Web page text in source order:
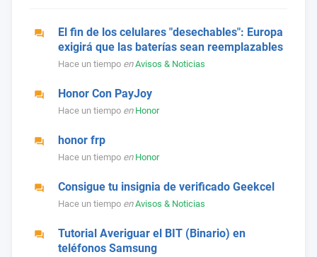
El fin de los celulares "desechables": Europa
exigirá que las baterías sean reemplazables
Hace un tiempo enAvisos & Noticias
Honor Con PayJoy
Hace un tiempo en Honor
honor frp
Hace un tiempo en Honor
Consigue tu insignia de verificado Geekcel
Hace un tiempo enAvisos & Noticias
Tutorial Averiguar el BIT (Binario) en
teléfonos Samsung